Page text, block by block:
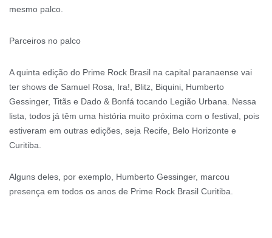
mesmo palco.
Parceiros no palco
A quinta edição do Prime Rock Brasil na capital paranaense vai
ter shows de Samuel Rosa, Ira!, Blitz, Biquini, Humberto
Gessinger, Titãs e Dado & Bonfá tocando Legião Urbana. Nessa
lista, todos já têm uma história muito próxima com o festival, pois
estiveram em outras edições, seja Recife, Belo Horizonte e
Curitiba.
Alguns deles, por exemplo, Humberto Gessinger, marcou
presença em todos os anos de Prime Rock Brasil Curitiba.